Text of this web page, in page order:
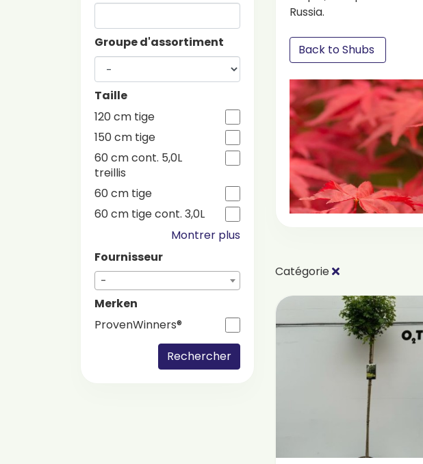
Groupe d'assortiment
Taille
120 cm tige
150 cm tige
60 cm cont. 5,0L
treillis
60 cm tige
60 cm tige cont. 3,0L
Montrer plus
Fournisseur
-
Merken
ProvenWinners®
Rechercher
Russia.
Back to Shubs
Catégorie